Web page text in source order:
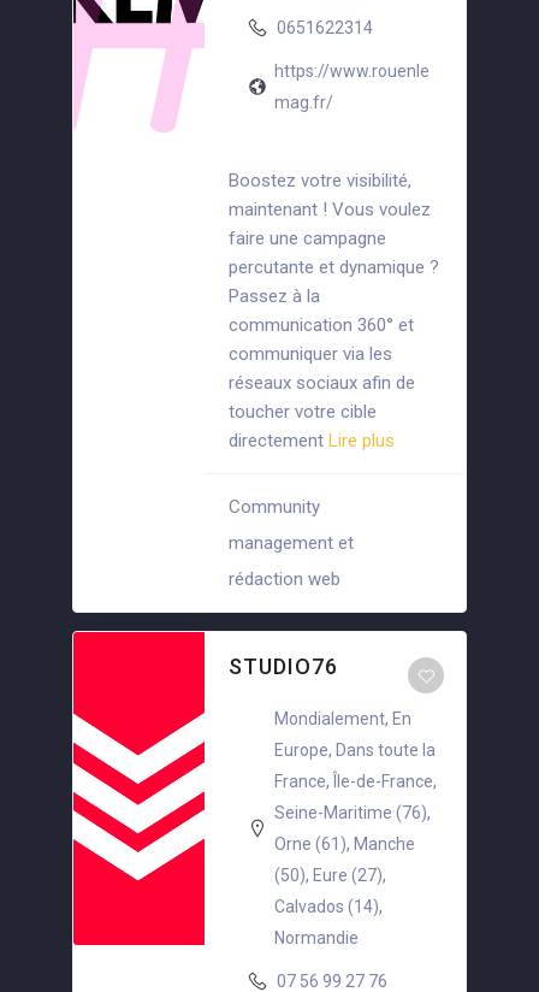
0651622314
https://www.rouenle
mag.fr/
Boostez votre visibilité,
maintenant ! Vous voulez
faire une campagne
percutante et dynamique ?
Passez à la
communication 360° et
communiquer via les
réseaux sociaux afin de
toucher votre cible
directementLire plus
Community
management et
rédaction web
STUDIO76
Mondialement, En
Europe, Dans toute la
France, Île-de-France,
Seine-Maritime (76),
Orne (61), Manche
(50), Eure (27),
Calvados (14),
Normandie
07 56 99 27 76